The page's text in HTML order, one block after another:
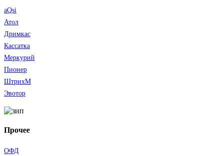
aQsi
Атол
Дримкас
Кассатка
Меркурий
Пионер
ШтрихМ
Эвотор
Прочее
ОФД